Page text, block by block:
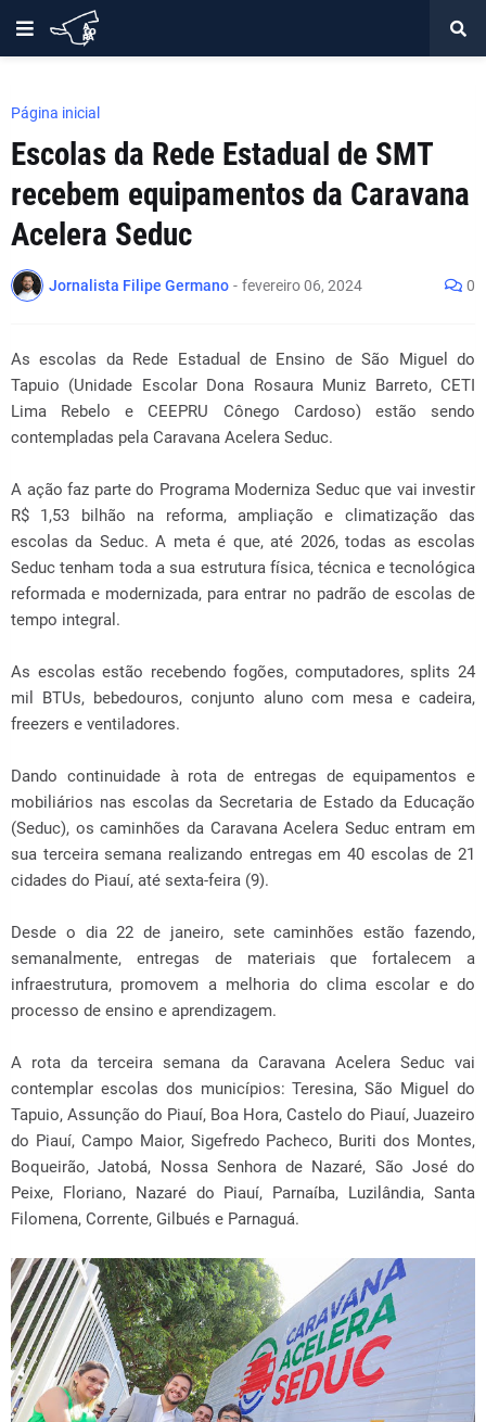
Página inicial
Escolas da Rede Estadual de SMT
recebem equipamentos da Caravana
Acelera Seduc
Jornalista Filipe Germano - fevereiro 06, 2024 0
As escolas da Rede Estadual de Ensino de São Miguel do
Tapuio (Unidade Escolar Dona Rosaura Muniz Barreto, CETI
Lima Rebelo e CEEPRU Cônego Cardoso) estão sendo
contempladas pela Caravana Acelera Seduc.
A ação faz parte do Programa Moderniza Seduc que vai investir
R$ 1,53 bilhão na reforma, ampliação e climatização das
escolas da Seduc. A meta é que, até 2026, todas as escolas
Seduc tenham toda a sua estrutura física, técnica e tecnológica
reformada e modernizada, para entrar no padrão de escolas de
tempo integral.
As escolas estão recebendo fogões, computadores, splits 24
mil BTUs, bebedouros, conjunto aluno com mesa e cadeira,
freezers e ventiladores.
Dando continuidade à rota de entregas de equipamentos e
mobiliários nas escolas da Secretaria de Estado da Educação
(Seduc), os caminhões da Caravana Acelera Seduc entram em
sua terceira semana realizando entregas em 40 escolas de 21
cidades do Piauí, até sexta-feira (9).
Desde o dia 22 de janeiro, sete caminhões estão fazendo,
semanalmente, entregas de materiais que fortalecem a
infraestrutura, promovem a melhoria do clima escolar e do
processo de ensino e aprendizagem.
A rota da terceira semana da Caravana Acelera Seduc vai
contemplar escolas dos municípios: Teresina, São Miguel do
Tapuio, Assunção do Piauí, Boa Hora, Castelo do Piauí, Juazeiro
do Piauí, Campo Maior, Sigefredo Pacheco, Buriti dos Montes,
Boqueirão, Jatobá, Nossa Senhora de Nazaré, São José do
Peixe, Floriano, Nazaré do Piauí, Parnaíba, Luzilândia, Santa
Filomena, Corrente, Gilbués e Parnaguá.